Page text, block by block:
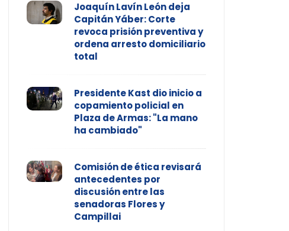
Joaquín Lavín León deja
Capitán Yáber: Corte
revoca prisión preventiva y
ordena arresto domiciliario
total
Presidente Kast dio inicio a
copamiento policial en
Plaza de Armas: "La mano
ha cambiado"
Comisión de ética revisará
antecedentes por
discusión entre las
senadoras Flores y
Campillai